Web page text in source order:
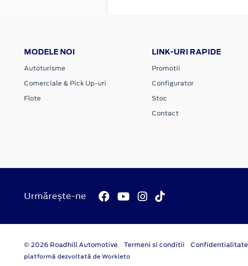
MODELE NOI
Autoturisme
Comerciale & Pick Up-uri
Flote
LINK-URI RAPIDE
Promotii
Configurator
Stoc
Contact
Urmărește-ne
© 2026 Roadhill Automotive Termeni si conditii Confidentialitate
platformă dezvoltată de Workleto